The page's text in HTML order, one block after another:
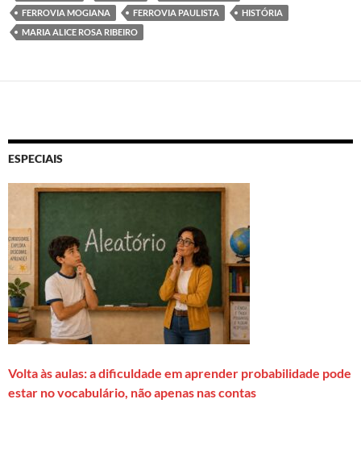
FERROVIA MOGIANA
FERROVIA PAULISTA
HISTÓRIA
MARIA ALICE ROSA RIBEIRO
ESPECIAIS
Volta às aulas: a dificuldade em aprender probabilidade pode
estar no vocabulário, não apenas nas contas